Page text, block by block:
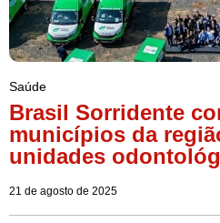
Saúde
Brasil Sorridente
municípios da
unidades
21 de agosto de 2025